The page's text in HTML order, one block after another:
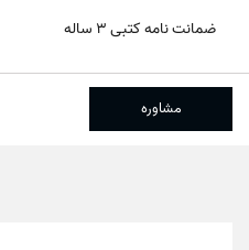
ضمانت نامه کتبی ۳ ساله
مشاوره